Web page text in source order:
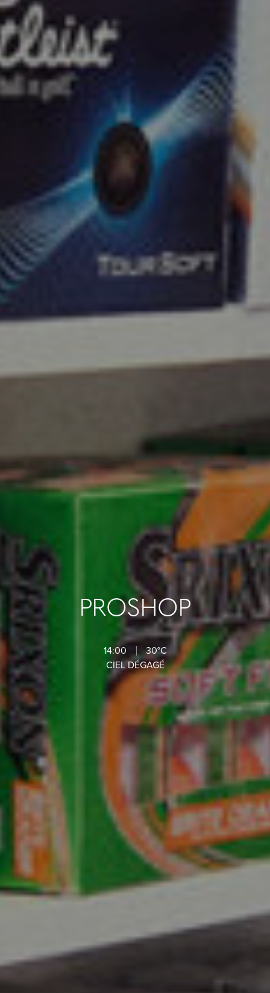
PROSHOP
14:00
30°C
CIEL DÉGAGÉ